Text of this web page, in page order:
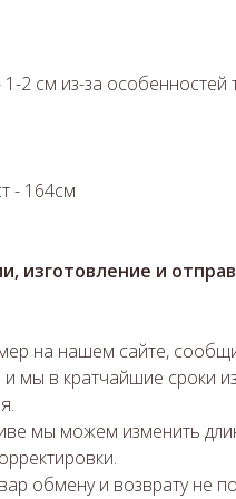
2 см из-за особенностей
- 164см
изготовление и
на нашем сайте,
мы в кратчайшие сроки
мы можем изменить
обмену и возврату не